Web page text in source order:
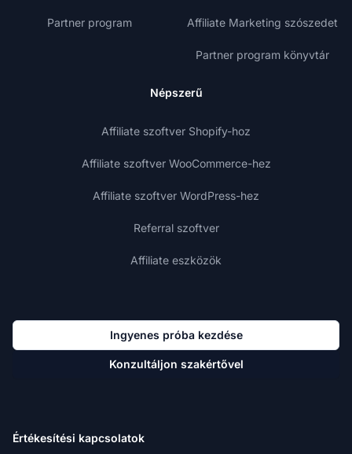
Partner program Affiliate Marketing szószedet
Partner program könyvtár
Népszerű
Affiliate szoftver Shopify-hoz
Affiliate szoftver WooCommerce-hez
Affiliate szoftver WordPress-hez
Referral szoftver
Affiliate eszközök
Ingyenes próba kezdése
Konzultáljon szakértővel
Értékesítési kapcsolatok